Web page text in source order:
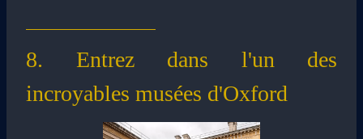
8. Entrez dans l'un des
incroyables musées d'Oxford